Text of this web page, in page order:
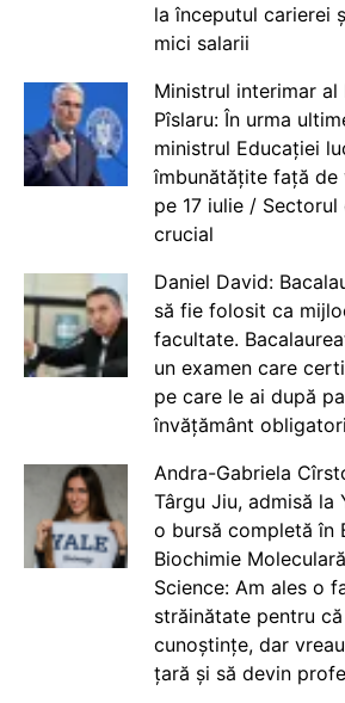
la începutul carierei
mici salarii
Ministrul interimar al
Pîslaru: În urma
ministrul Educației
îmbunătățite față de
pe 17 iulie /
crucial
Daniel David:
să fie folosit ca
facultate.
un examen care
pe care le ai după
învățământ
Andra-Gabriela
Târgu Jiu, admisă la
o bursă completă în
Biochimie
Science: Am ales o
străinătate pentru
cunoștințe, dar
țară și să devin